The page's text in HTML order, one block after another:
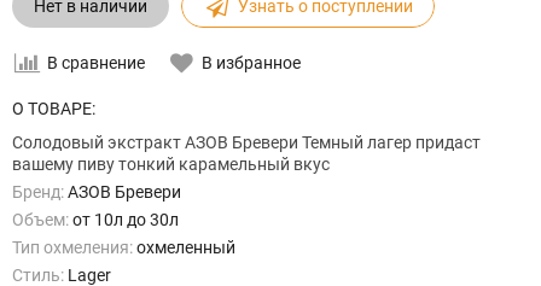
Нет в наличии Узнать о поступлении
В сравнение В избранное
О ТОВАРЕ:
Солодовый экстракт АЗОВ Бревери Темный лагер придаст
вашему пиву тонкий карамельный вкус
Бренд:АЗОВ Бревери
Объем:от 10л до 30л
Тип охмеления:охмеленный
Стиль: Lager